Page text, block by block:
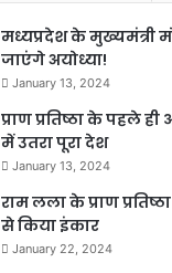
मध्यप्रदेश के मुख्यमंत्री
जाएंगे अयोध्या!
January 13, 2024
प्राण प्रतिष्ठा के पहले
में उतरा पूरा देश
January 13, 2024
राम लला के प्राण
से किया इंकार
January 22, 2024